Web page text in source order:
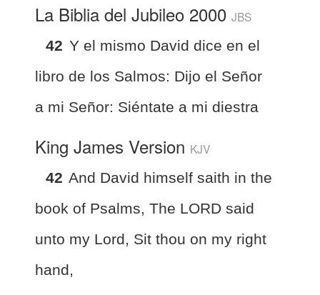
La Biblia del Jubileo 2000 JBS
42 Y el mismo David dice en el
libro de los Salmos: Dijo el Señor
a mi Señor: Siéntate a mi diestra
King James Version KJV
42 And David himself saith in the
book of Psalms, The LORD said
unto my Lord, Sit thou on my right
hand,